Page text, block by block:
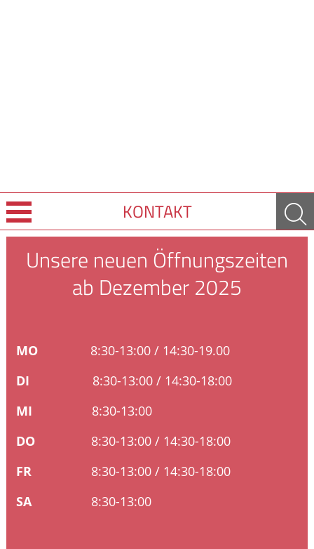
KONTAKT
Über Uns
Krankheiten & Therapie
GESUND IM ALTER
Unsere neuen Öffnungszeiten
ab Dezember 2025
MO 8:30-13:00 / 14:30-19.00
DI 8:30-13:00 / 14:30-18:00
MI 8:30-13:00
DO 8:30-13:00 / 14:30-18:00
FR 8:30-13:00 / 14:30-18:00
SA 8:30-13:00